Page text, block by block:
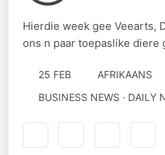
Hierdie week gee Veearts,
ons n paar toepaslike diere
25 FEB AFRIKAANS
BUSINESS NEWS · DAILY